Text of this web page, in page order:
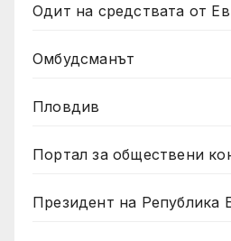
Одит на средствата от
Омбудсманът
Пловдив
Портал за обществени
Президент на Република